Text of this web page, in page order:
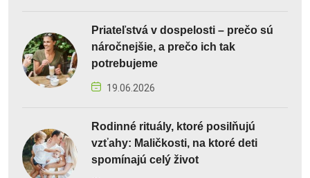
Priateľstvá v dospelosti – prečo sú
náročnejšie, a prečo ich tak
potrebujeme
19.06.2026
Rodinné rituály, ktoré posilňujú
vzťahy: Maličkosti, na ktoré deti
spomínajú celý život